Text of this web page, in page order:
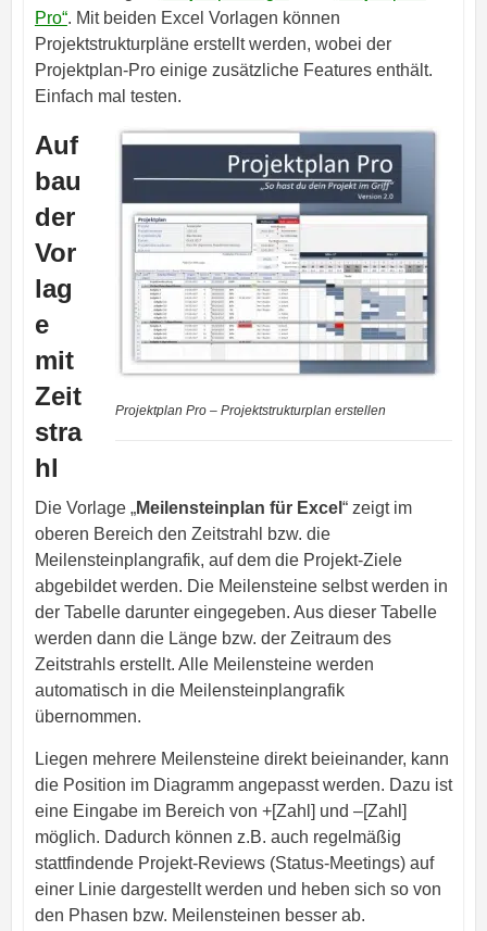
Pro“. Mit beiden Excel Vorlagen können
Projektstrukturpläne erstellt werden, wobei der
Projektplan-Pro einige zusätzliche Features enthält.
Einfach mal testen.
Projektplan Pro – Projektstrukturplan erstellen
Auf
bau
der
Vor
lag
e
mit
Zeit
stra
hl
Die Vorlage „Meilensteinplan für Excel “ zeigt im
oberen Bereich den Zeitstrahl bzw. die
Meilensteinplangrafik, auf dem die Projekt-Ziele
abgebildet werden. Die Meilensteine selbst werden in
der Tabelle darunter eingegeben. Aus dieser Tabelle
werden dann die Länge bzw. der Zeitraum des
Zeitstrahls erstellt. Alle Meilensteine werden
automatisch in die Meilensteinplangrafik
übernommen.
Liegen mehrere Meilensteine direkt beieinander, kann
die Position im Diagramm angepasst werden. Dazu ist
eine Eingabe im Bereich von +[Zahl] und –[Zahl]
möglich. Dadurch können z.B. auch regelmäßig
stattfindende Projekt-Reviews (Status-Meetings) auf
einer Linie dargestellt werden und heben sich so von
den Phasen bzw. Meilensteinen besser ab.